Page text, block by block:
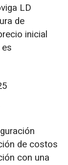
LD
de
inicial
de costos
con una